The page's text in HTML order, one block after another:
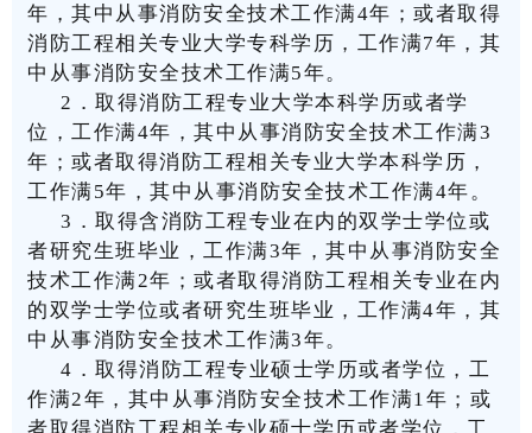
年，其中从事消防安全技术工作满4年；或者取得
消防工程相关专业大学专科学历，工作满7年，其
中从事消防安全技术工作满5年。
2 ．取得消防工程专业大学本科学历或者学
位，工作满4年，其中从事消防安全技术工作满3
年；或者取得消防工程相关专业大学本科学历，
工作满5年，其中从事消防安全技术工作满4年。
3 ．取得含消防工程专业在内的双学士学位或
者研究生班毕业，工作满3年，其中从事消防安全
技术工作满2年；或者取得消防工程相关专业在内
的双学士学位或者研究生班毕业，工作满4年，其
中从事消防安全技术工作满3年。
4 ．取得消防工程专业硕士学历或者学位，工
作满2年，其中从事消防安全技术工作满1 年；或